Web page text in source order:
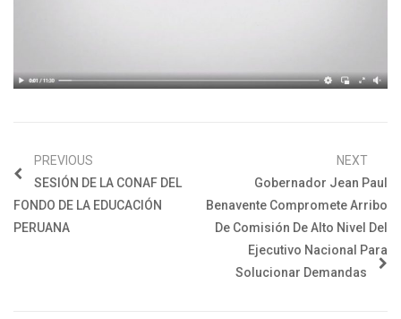
PREVIOUS
SESIÓN DE LA CONAF DEL
FONDO DE LA EDUCACIÓN
PERUANA
NEXT
Gobernador Jean Paul
Benavente Compromete Arribo
De Comisión De Alto Nivel Del
Ejecutivo Nacional Para
Solucionar Demandas